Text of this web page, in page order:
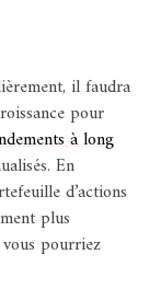
il faudra
pour
à long
En
d’actions
plus
pourriez